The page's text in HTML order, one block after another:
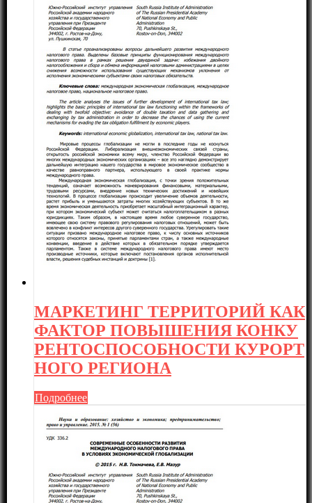
МАРКЕТИНГ ТЕРРИТОРИЙ КАК
ФАКТОР ПОВЫШЕНИЯ КОНКУ
РЕНТОСПОСОБНОСТИ КУРОРТ
НОГО РЕГИОНА
Подробнее